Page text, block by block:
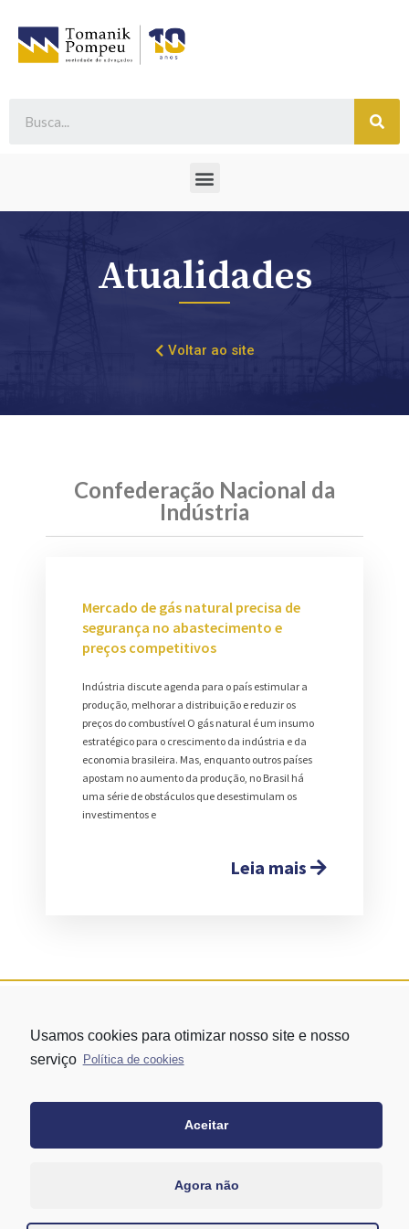
Atualidades
Voltar ao site
Confederação Nacional da
Indústria
Mercado de gás natural precisa de
segurança no abastecimento e
preços competitivos
Indústria discute agenda para o país estimular a
produção, melhorar a distribuição e reduzir os
preços do combustível O gás natural é um insumo
estratégico para o crescimento da indústria e da
economia brasileira. Mas, enquanto outros países
apostam no aumento da produção, no Brasil há
uma série de obstáculos que desestimulam os
investimentos e
Leia mais
andar – conj. 1305 – Vila Mariana - São Paulo/SP
Usamos cookies para otimizar nosso site e nosso
serviço Política de cookies
Aceitar
Agora não